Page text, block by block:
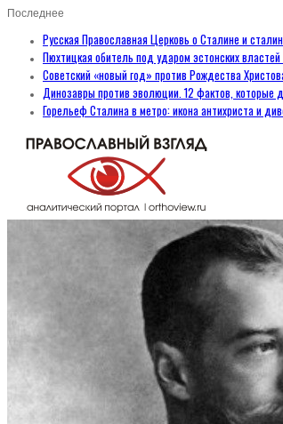
Последнее
Русская Православная Церковь о Сталине и
Пюхтицкая обитель под ударом эстонских
Советский «новый год» против Рождества
Динозавры против эволюции. 12 фактов, которые
Горельеф Сталина в метро: икона антихриста и